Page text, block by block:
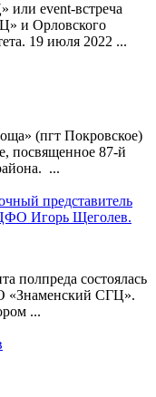
или event-встреча
и Орловского
19 июля 2022 ...
(пгт Покровское)
посвященное 87-й
...
полпреда состоялась
«Знаменский СГЦ».
...